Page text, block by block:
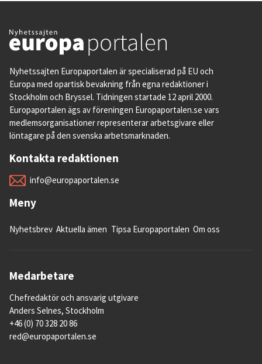
Nyhetssajten Europaportalen är specialiserad på EU och
Europa med opartisk bevakning från egna redaktioner i
Stockholm och Bryssel. Tidningen startade 12 april 2000.
Europaportalen ägs av föreningen Europaportalen.se vars
medlemsorganisationer representerar arbetsgivare eller
löntagare på den svenska arbetsmarknaden.
Kontakta redaktionen
info@europaportalen.se
Meny
Nyhetsbrev Aktuella ämen Tipsa Europaportalen Om oss
Medarbetare
Chefredaktör och ansvarig utgivare
Anders Selnes, Stockholm
+46 (0) 70 328 20 86
red@europaportalen.se